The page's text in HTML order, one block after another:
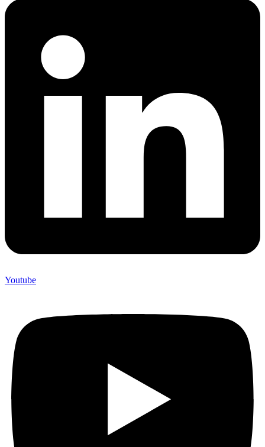
Youtube